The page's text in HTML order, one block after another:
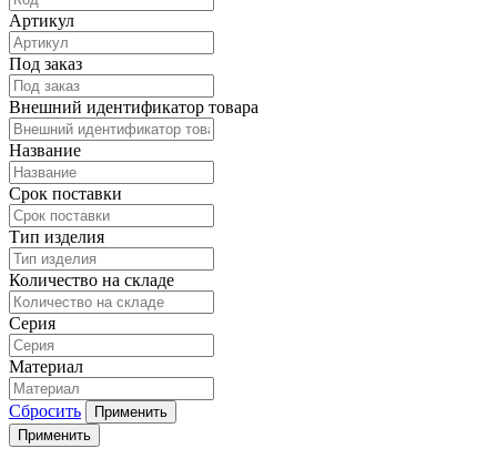
Артикул
Под заказ
Внешний идентификатор товара
Название
Срок поставки
Тип изделия
Количество на складе
Серия
Материал
Сбросить